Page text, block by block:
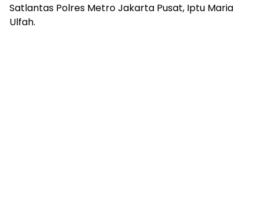
Satlantas Polres Metro Jakarta Pusat, Iptu Maria
Ulfah.